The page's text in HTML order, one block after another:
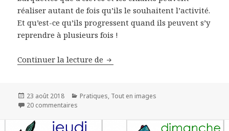
réaliser autant de fois qu’ils le souhaitent l’activité.
Et qu’est-ce qu’ils progressent quand ils peuvent s’y
reprendre à plusieurs fois !
Continuer la lecture de Ateliers individuels de
Publié
le
23 août 2018 Catégories
Pratiques, Tout en images
20 commentaires